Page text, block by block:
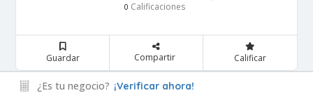
0 Calificaciones
Guardar Compartir Calificar
¿Es tu negocio? ¡Verificar ahora!